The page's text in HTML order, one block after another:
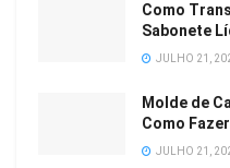
Como
Sabonete
JULHO 21,
Molde de
Como
JULHO 21,